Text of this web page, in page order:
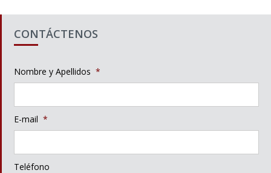
CONTÁCTENOS
Nombre y Apellidos *
E-mail *
Teléfono